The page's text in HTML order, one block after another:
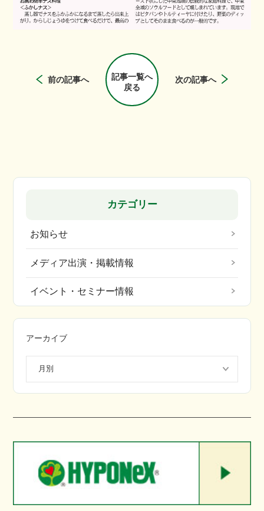
前の記事へ
記事一覧へ
戻る
次の記事へ
カテゴリー
お知らせ
メディア出演・掲載情報
イベント・セミナー情報
アーカイブ